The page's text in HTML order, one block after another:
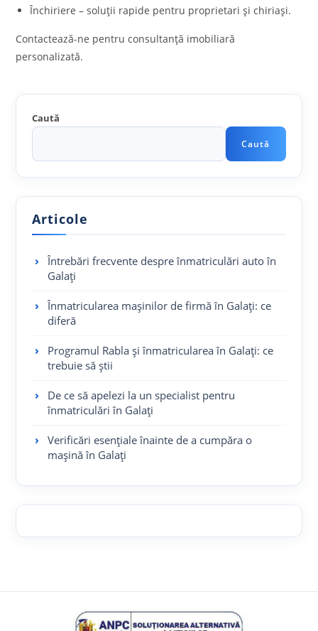
Închiriere – soluții rapide pentru proprietari și chiriași.
Contactează-ne pentru consultanță imobiliară
personalizată.
Caută
Caută
Articole
Întrebări frecvente despre înmatriculări auto în
Galați
Înmatricularea mașinilor de firmă în Galați: ce
diferă
Programul Rabla și înmatricularea în Galați: ce
trebuie să știi
De ce să apelezi la un specialist pentru
înmatriculări în Galați
Verificări esențiale înainte de a cumpăra o
mașină în Galați